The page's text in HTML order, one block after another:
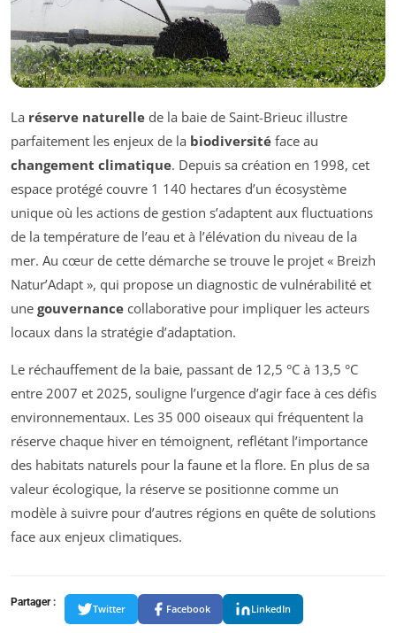
La réserve naturelle de la baie de Saint-Brieuc illustre
parfaitement les enjeux de la biodiversité face au
changement climatique. Depuis sa création en 1998, cet
espace protégé couvre 1 140 hectares d’un écosystème
unique où les actions de gestion s’adaptent aux fluctuations
de la température de l’eau et à l’élévation du niveau de la
mer. Au cœur de cette démarche se trouve le projet « Breizh
Natur’Adapt », qui propose un diagnostic de vulnérabilité et
une gouvernance collaborative pour impliquer les acteurs
locaux dans la stratégie d’adaptation.
Le réchauffement de la baie, passant de 12,5 °C à 13,5 °C
entre 2007 et 2025, souligne l’urgence d’agir face à ces défis
environnementaux. Les 35 000 oiseaux qui fréquentent la
réserve chaque hiver en témoignent, reflétant l’importance
des habitats naturels pour la faune et la flore. En plus de sa
valeur écologique, la réserve se positionne comme un
modèle à suivre pour d’autres régions en quête de solutions
face aux enjeux climatiques.
Partager :
Twitter Facebook LinkedIn